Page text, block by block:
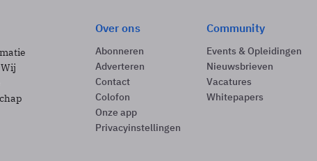
Over ons
Abonneren
Adverteren
Contact
Colofon
Onze app
Privacyinstellingen
Community
Events & Opleidingen
Nieuwsbrieven
Vacatures
Whitepapers